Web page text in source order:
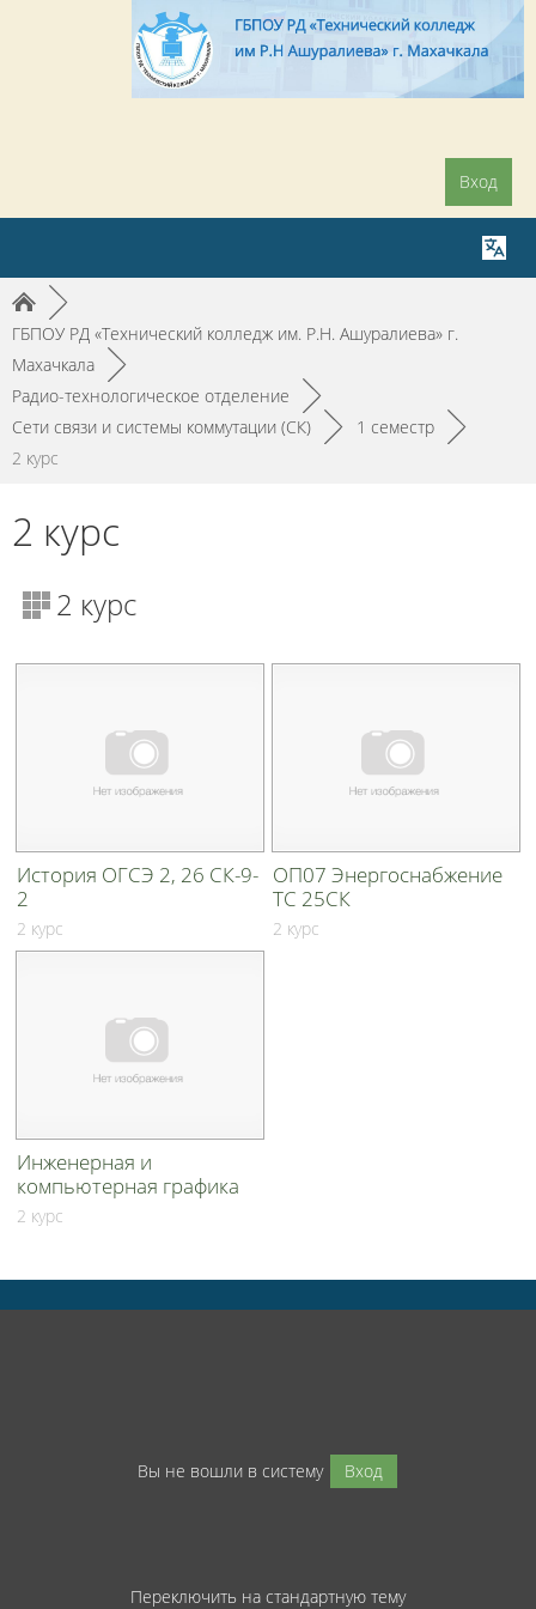
Вход
►
ГБПОУ РД «Технический колледж им. Р.Н. Ашуралиева» г.
Махачкала
►
Радио-технологическое отделение
►
Сети связи и системы коммутации (СК)
► 1 семестр
►
2 курс
2 курс
2 курс
История ОГСЭ 2, 26 СК-9-
2
2 курс
ОП07 Энергоснабжение
ТС 25СК
2 курс
Инженерная и
компьютерная графика
2 курс
Вы не вошли в систему Вход
Переключить на стандартную тему